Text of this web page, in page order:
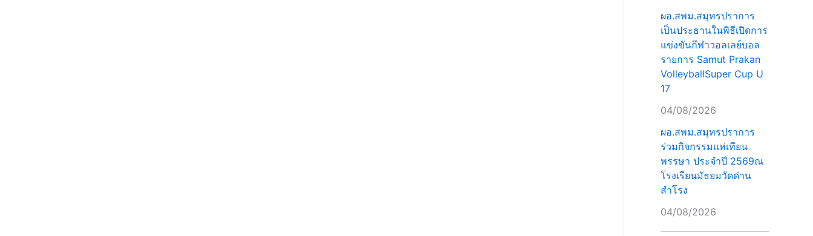
ผอ.สพม.สมุทรปราการ
เป็นประธานในพิธีเปิดการ
แข่งขันกีฬาวอลเลย์บอล
รายการ Samut Prakan
VolleyballSuper Cup U
17
04/08/2026
ผอ.สพม.สมุทรปราการ
ร่วมกิจกรรมแห่เทียน
พรรษา ประจำปี 2569ณ
โรงเรียนมัธยมวัดด่าน
สำโรง
04/08/2026